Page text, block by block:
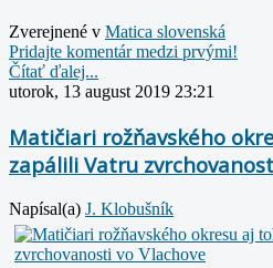
Zverejnené v Matica slovenská
Pridajte komentár medzi prvými!
Čítať ďalej...
utorok, 13 august 2019 23:21
Matičiari rožňavského
zapálili Vatru
Napísal(a) J. Klobušník